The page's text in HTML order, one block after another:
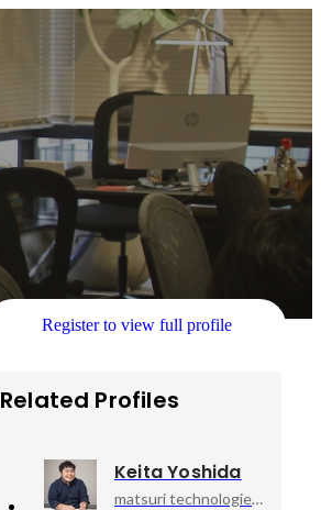
Register to view full profile
Related Profiles
Keita Yoshida
matsuri technologies, CEO&Founder